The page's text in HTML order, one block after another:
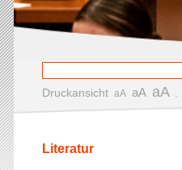
Druckansicht aA aA aA
Literatur